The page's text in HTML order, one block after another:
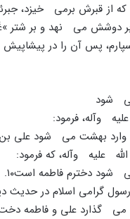
از قبرش برمى خیزد،
دوشش مى نهد و بر شتر
پس آن را در
شود
وآله، فرمود:
بهشت مى شود على بن
علیه وآله، که فرمود:
شود دخترم فاطمه است۱۰.
رسول گرامى اسلام در
گذارد على و فاطمه